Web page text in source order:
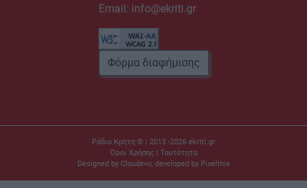
Email: info@ekriti.gr
Φόρμα διαφήμισης
Ράδιο Κρήτη © | 2013 -2026 ekriti.gr
Όροι Χρήσης
Ταυτότητα
Designed by Cloudevo, developed by Pixelthis